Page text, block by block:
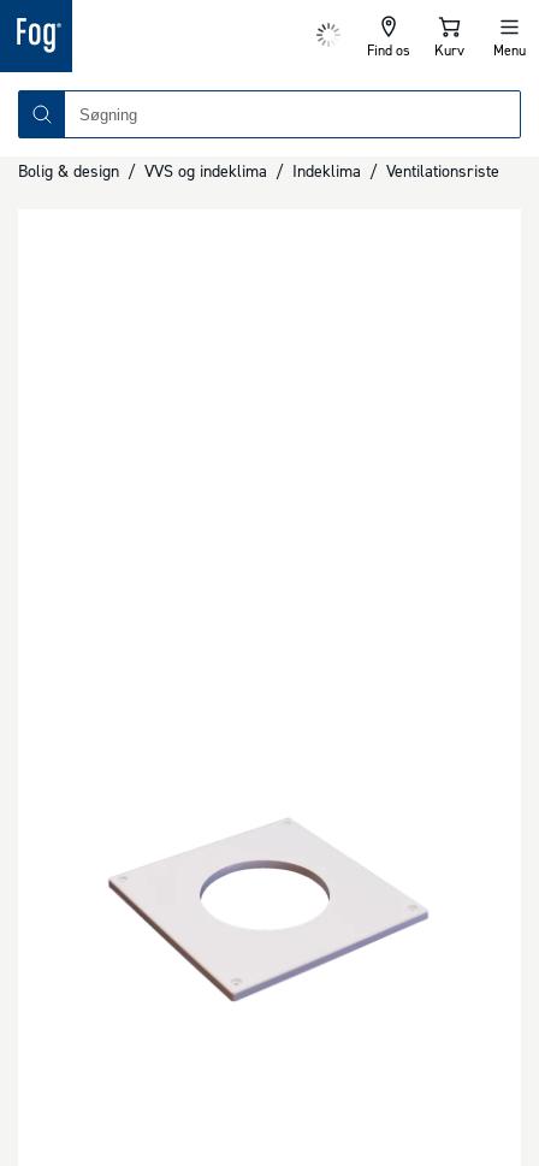
Find os Kurv Menu
Bolig & design / VVS og indeklima / Indeklima / Ventilationsriste